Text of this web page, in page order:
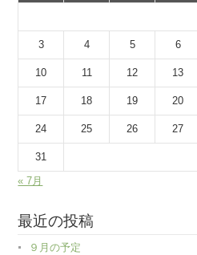
3 4 5 6
10 11 12 13
17 18 19 20
24 25 26 27
31
« 7月
最近の投稿
９月の予定